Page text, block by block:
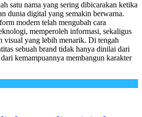
satu nama yang sering dibicarakan ketika
dunia digital yang semakin berwarna.
modern telah mengubah cara
memperoleh informasi, sekaligus
visual yang lebih menarik. Di tengah
sebuah brand tidak hanya dinilai dari
kemampuannya membangun karakter